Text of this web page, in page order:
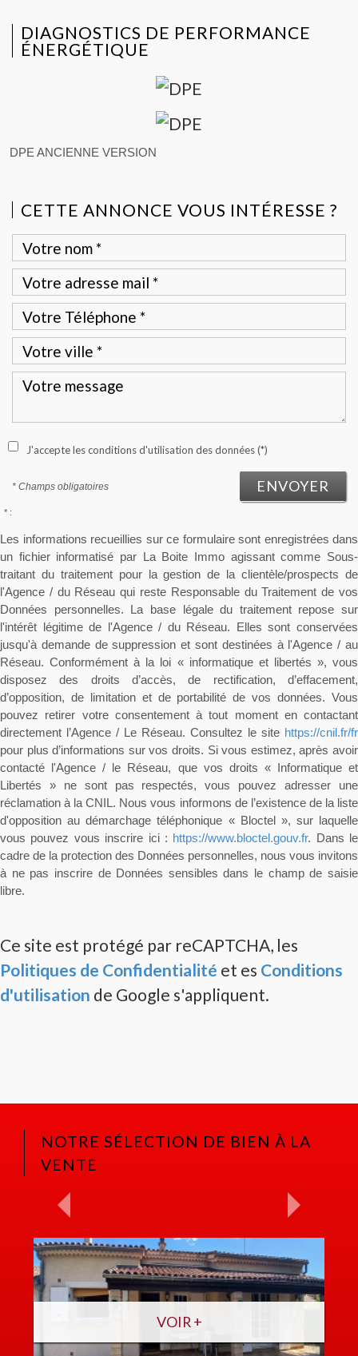
DIAGNOSTICS DE PERFORMANCE
ÉNERGÉTIQUE
DPE ANCIENNE VERSION
CETTE ANNONCE VOUS INTÉRESSE ?
J'accepte les conditions d'utilisation des données (*)
* Champs obligatoires ENVOYER
* :
Les informations recueillies sur ce formulaire sont enregistrées dans
un fichier informatisé par La Boite Immo agissant comme Sous-
traitant du traitement pour la gestion de la clientèle/prospects de
l'Agence / du Réseau qui reste Responsable du Traitement de vos
Données personnelles. La base légale du traitement repose sur
l'intérêt légitime de l'Agence / du Réseau. Elles sont conservées
jusqu'à demande de suppression et sont destinées à l'Agence / au
Réseau. Conformément à la loi « informatique et libertés », vous
disposez des droits d’accès, de rectification, d’effacement,
d’opposition, de limitation et de portabilité de vos données. Vous
pouvez retirer votre consentement à tout moment en contactant
directement l’Agence / Le Réseau. Consultez le site https://cnil.fr/fr
pour plus d’informations sur vos droits. Si vous estimez, après avoir
contacté l'Agence / le Réseau, que vos droits « Informatique et
Libertés » ne sont pas respectés, vous pouvez adresser une
réclamation à la CNIL. Nous vous informons de l’existence de la liste
d'opposition au démarchage téléphonique « Bloctel », sur laquelle
vous pouvez vous inscrire ici : https://www.bloctel.gouv.fr. Dans le
cadre de la protection des Données personnelles, nous vous invitons
à ne pas inscrire de Données sensibles dans le champ de saisie
libre.
Ce site est protégé par reCAPTCHA, les
Politiques de Confidentialité et es Conditions
d'utilisation de Google s'appliquent.
NOTRE SÉLECTION DE BIEN À LA
VENTE
VOIR +